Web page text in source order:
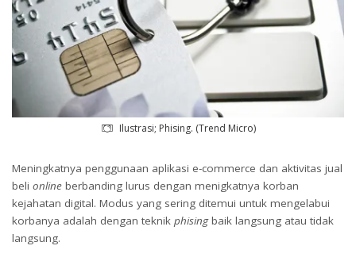
Ilustrasi; Phising. (Trend Micro)
Meningkatnya penggunaan aplikasi e-commerce dan aktivitas jual
beli online berbanding lurus dengan menigkatnya korban
kejahatan digital. Modus yang sering ditemui untuk mengelabui
korbanya adalah dengan teknik phisingbaik langsung atau tidak
langsung.